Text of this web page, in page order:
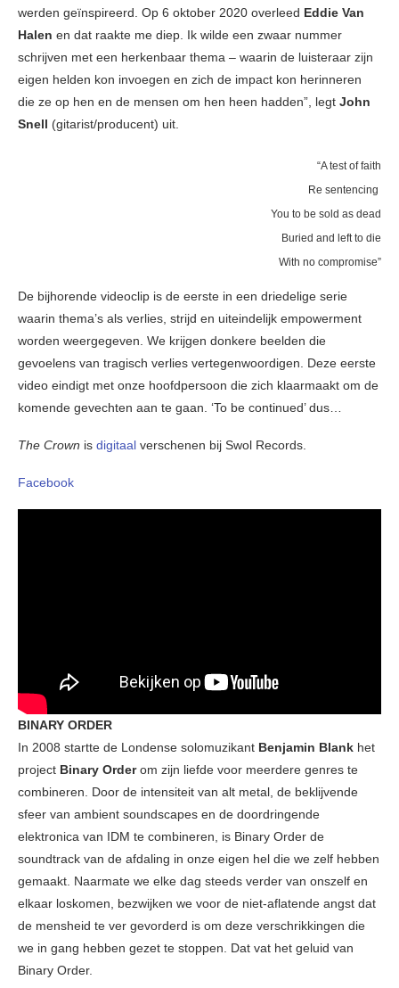
werden geïnspireerd. Op 6 oktober 2020 overleed Eddie Van
Halen en dat raakte me diep. Ik wilde een zwaar nummer
schrijven met een herkenbaar thema – waarin de luisteraar zijn
eigen helden kon invoegen en zich de impact kon herinneren
die ze op hen en de mensen om hen heen hadden”, legt John
Snell (gitarist/producent) uit.
“A test of faith
Re sentencing
You to be sold as dead
Buried and left to die
With no compromise”
De bijhorende videoclip is de eerste in een driedelige serie
waarin thema’s als verlies, strijd en uiteindelijk empowerment
worden weergegeven. We krijgen donkere beelden die
gevoelens van tragisch verlies vertegenwoordigen. Deze eerste
video eindigt met onze hoofdpersoon die zich klaarmaakt om de
komende gevechten aan te gaan. ‘To be continued’ dus…
The Crown is digitaal verschenen bij Swol Records.
Facebook
BINARY ORDER
In 2008 startte de Londense solomuzikant Benjamin Blank het
project Binary Orderom zijn liefde voor meerdere genres te
combineren. Door de intensiteit van alt metal, de beklijvende
sfeer van ambient soundscapes en de doordringende
elektronica van IDM te combineren, is Binary Order de
soundtrack van de afdaling in onze eigen hel die we zelf hebben
gemaakt. Naarmate we elke dag steeds verder van onszelf en
elkaar loskomen, bezwijken we voor de niet-aflatende angst dat
de mensheid te ver gevorderd is om deze verschrikkingen die
we in gang hebben gezet te stoppen. Dat vat het geluid van
Binary Order.